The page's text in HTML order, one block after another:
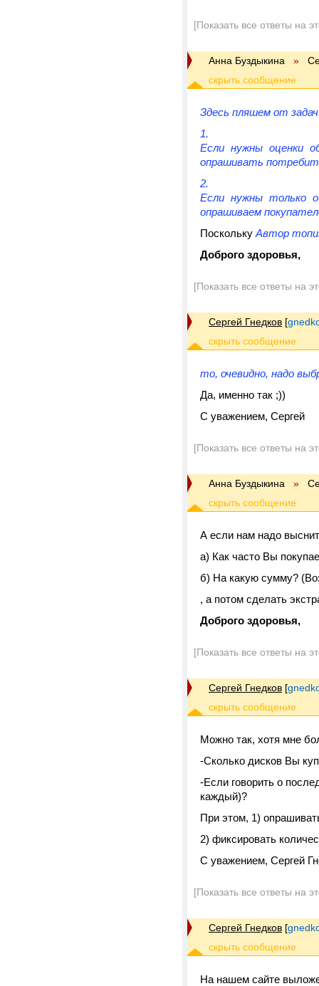
[Показать все ответы на
Анна Буздыкина »
Здесь пляшем от
Если нужны оценки
опрашивать
Если нужны только
опрашиваем
Поскольку Автор
Доброго здоровья,
[Показать все ответы на
Сергей Гнедков [
то, очевидно, надо
Да, именно так ;))
С уважением, Сергей
[Показать все ответы на
Анна Буздыкина »
А если нам надо
а) Как часто Вы
б) На какую сумму?
, а потом сделать
Доброго здоровья,
[Показать все ответы на
Сергей Гнедков [
Можно так, хотя мне
-Сколько дисков Вы
-Если говорить о
каждый)?
При этом, 1)
2) фиксировать
С уважением, Сергей
[Показать все ответы на
Сергей Гнедков [
На нашем сайте